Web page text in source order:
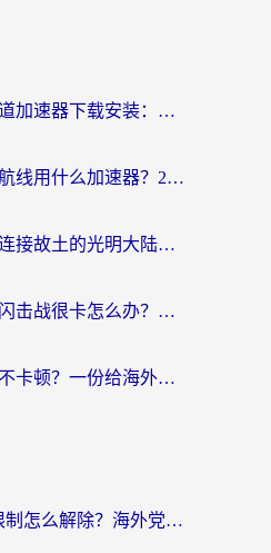
海外崩坏：星穹铁道加速器下载安装：一份给游子的终极网络指南
境外玩航海王热血航线用什么加速器？2026海外玩家实测最优方案（附欧洲问道堡垒前线加速技巧）
在异国他乡，寻找连接故土的光明大陆免费加速器
在海外玩坦克世界闪击战很卡怎么办？老玩家亲测有效的加速器选择指南
欧洲怎么玩新诛仙不卡顿？一份给海外游子的国服游戏畅玩指南
优酷手机app地域限制怎么解除？海外党亲测有效的追剧方案